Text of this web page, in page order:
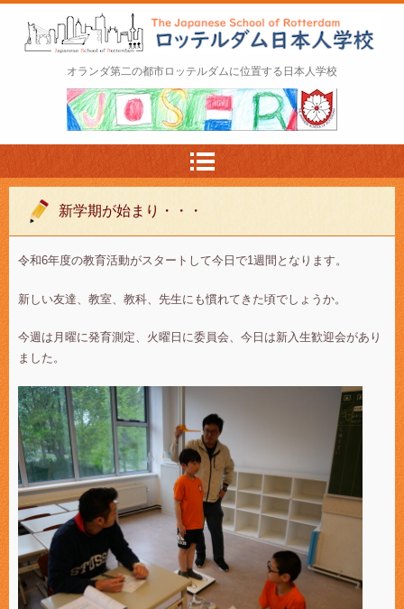
ロッテルダム日本人学校 The Japanese Schoo
l of Rotterdam
オランダ第二の都市ロッテルダムに位置する日本人学校
新学期が始まり・・・
令和6年度の教育活動がスタートして今日で1週間となります。
新しい友達、教室、教科、先生にも慣れてきた頃でしょうか。
今週は月曜に発育測定、火曜日に委員会、今日は新入生歓迎会があり
ました。